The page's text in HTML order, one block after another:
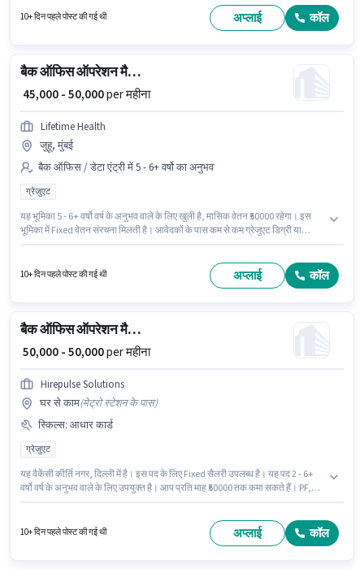
₹50000 रहेगा। इस भूमिका के लिए उम्मीदवार के पास ईमेल राइटिंग, MS Excel होना अनिवार्य
10+ दिन पहले पोस्ट की गई थी अप्लाई कॉल
बैक ऑफिस ऑपरेशन मैनेजर
₹ 45,000 - 50,000per महीना
Lifetime Health
जुहू, मुंबई
बैक ऑफिस / डेटा एंट्री में 5 - 6+ वर्षो का अनुभव
ग्रेजुएट
यह भूमिका 5 - 6+ वर्षो वर्ष के अनुभव वाले के लिए खुली है, मासिक वेतन ₹50000 रहेगा। इस
भूमिका में Fixed वेतन संरचना मिलती है। आवेदकों के पास कम से कम ग्रेजुएट डिग्री या
10+ दिन पहले पोस्ट की गई थी अप्लाई कॉल
बैक ऑफिस ऑपरेशन मैनेजर
₹ 50,000 - 50,000per महीना
Hirepulse Solutions
घर से काम(मेट्रो स्टेशन के पास)
स्किल्स: आधार कार्ड
ग्रेजुएट
यह वैकेंसी कीर्ति नगर, दिल्ली में है। इस पद के लिए Fixed सैलरी उपलब्ध है। यह पद 2 - 6+
वर्षो वर्ष के अनुभव वाले के लिए उपयुक्त है। आप प्रति माह ₹50000 तक कमा सकते हैं। PF,
दस्तावेज़ जैसे आधार कार्ड का होना अनिवार्य है।
10+ दिन पहले पोस्ट की गई थी अप्लाई कॉल